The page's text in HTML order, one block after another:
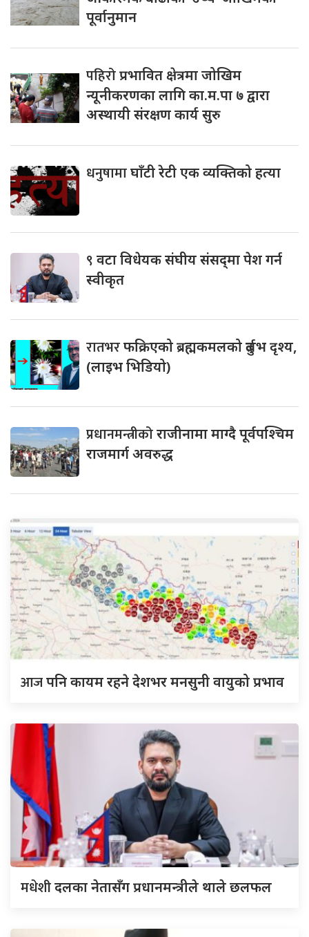
पूर्वानुमान
पहिरोप्रभावित क्षेत्रमा जोखिम
न्यूनीकरणका लागि का.म.पा ७ द्वारा
अस्थायी संरक्षण कार्य सुरु
धनुषामाघाँटी रेटी एक व्यक्तिको हत्या
९ वटा विधेयक संघीय संसद्‌मा पेश गर्न
स्वीकृत
रातभरफक्रिएको ब्रह्मकमलको दुर्लभ दृश्य,
(लाइभ भिडियो)
प्रधानमन्त्रीकोराजीनामा माग्दै पूर्वपश्चिम
राजमार्ग अवरुद्ध
आजपनि कायम रहने देशभर मनसुनी वायुको प्रभाव
मधेशीदलका नेतासँग प्रधानमन्त्रीले थाले छलफल